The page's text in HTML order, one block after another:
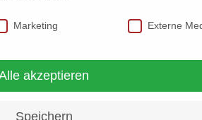
Marketing Externe
akzeptieren
Speichern